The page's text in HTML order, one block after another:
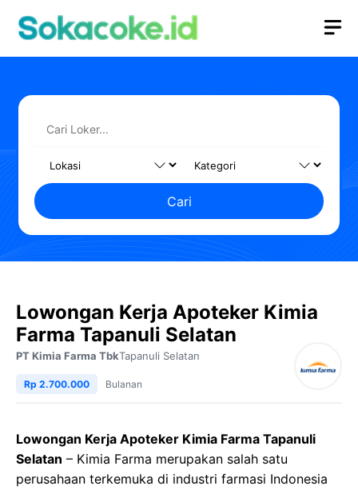
Cari
Lowongan Kerja Apoteker Kimia
Farma Tapanuli Selatan
PT Kimia Farma TbkTapanuli Selatan
Rp 2.700.000 Bulanan
Lowongan Kerja Apoteker Kimia Farma Tapanuli
Selatan – Kimia Farma merupakan salah satu
perusahaan terkemuka di industri farmasi Indonesia